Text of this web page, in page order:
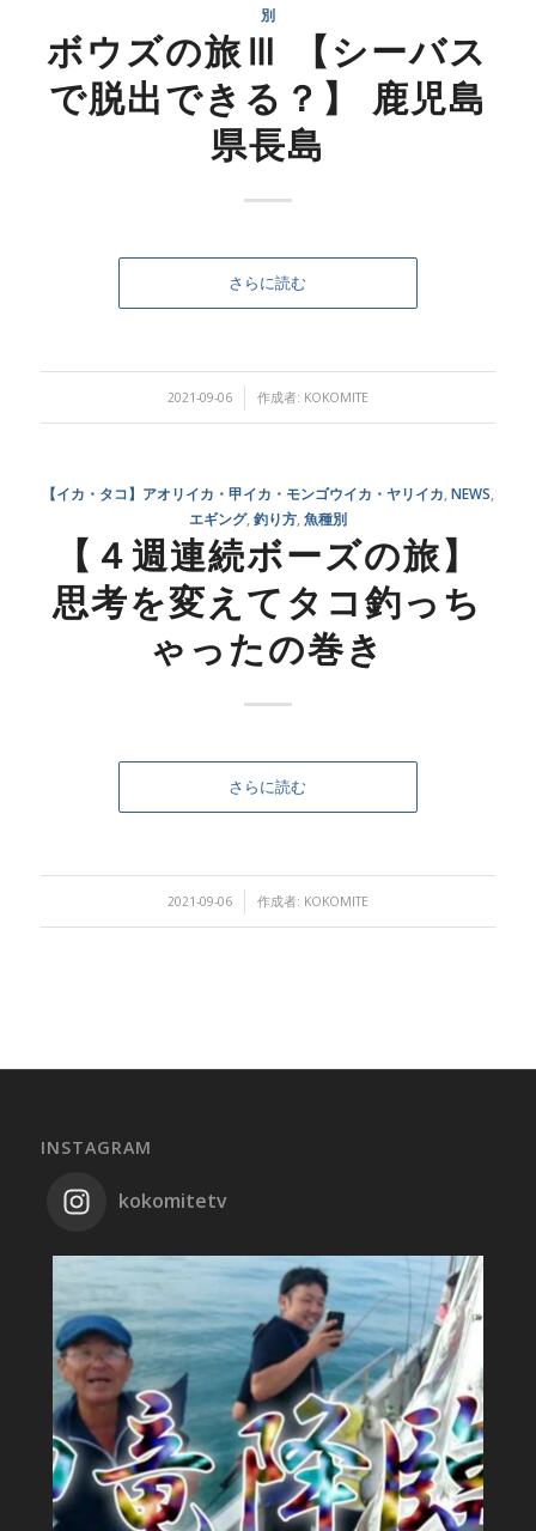
別
ボウズの旅Ⅲ 【シーバス
で脱出できる？】 鹿児島
県長島
さらに読む
2021-09-06
/ 作成者: KOKOMITE
【イカ・タコ】アオリイカ・甲イカ・モンゴウイカ・ヤリイカ NEWS
エギング, 釣り方, 魚種別
【４週連続ボーズの旅】
思考を変えてタコ釣っち
ゃったの巻き
さらに読む
2021-09-06
/ 作成者: KOKOMITE
INSTAGRAM
kokomitetv